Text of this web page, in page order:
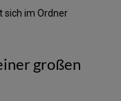
sich im Ordner
großen